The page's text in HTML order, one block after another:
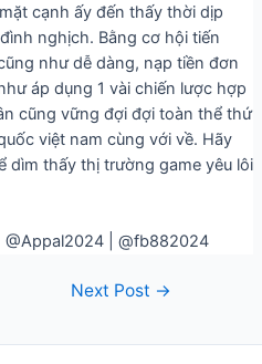
cạnh ấy đến thấy thời dịp
nghịch. Bằng cơ hội tiến
như dễ dàng, nạp tiền đơn
áp dụng 1 vài chiến lược hợp
cũng vững đợi đợi toàn thể thứ
việt nam cùng với về. Hãy
dìm thấy thị trường game yêu lôi
| @fb882024
Next Post →